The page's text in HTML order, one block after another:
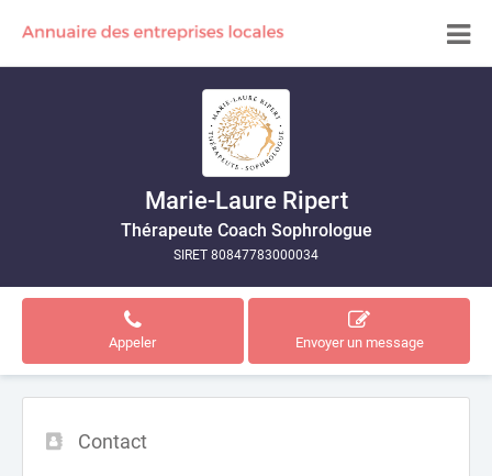
Marie-Laure Ripert
Thérapeute Coach Sophrologue
SIRET 80847783000034
Appeler Envoyer un message
Contact